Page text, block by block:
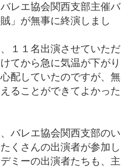
レエ協会関西支部主催バ
」が無事に終演しまし
１１名出演させていただ
てから急に気温が下がり
配していたのですが、無
ることができてよかった
バレエ協会関西支部のい
くさんの出演者が参加し
ミーの出演者たちも、主